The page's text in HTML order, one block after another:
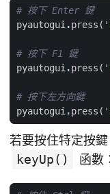
# 按下 Enter 鍵
pyautogui.press (
# 按下 F1 鍵
pyautogui.press (
# 按下左方向鍵
pyautogui.press (
若要按住特定按
keyUp()
函數